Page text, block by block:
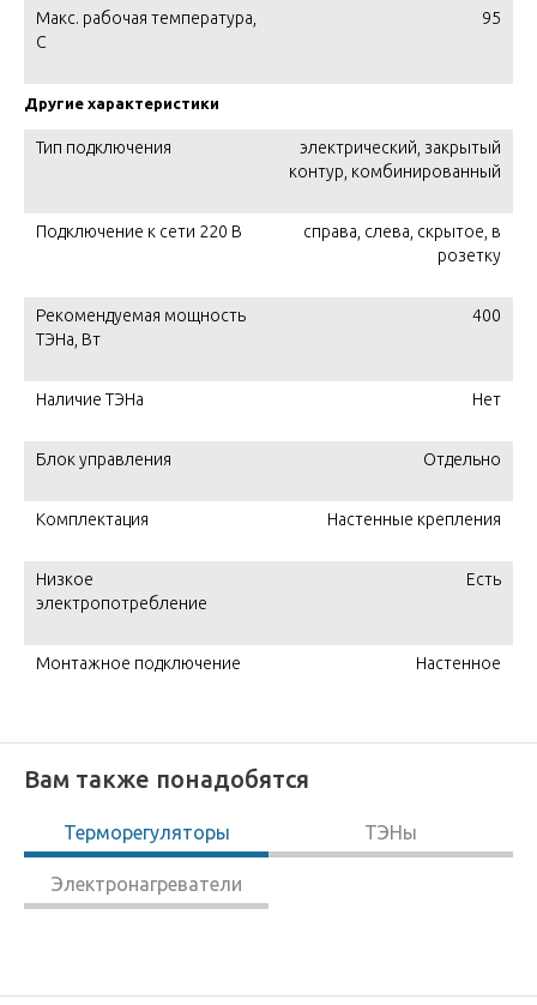
Макс. рабочая температура,
C
95
Другие характеристики
Тип подключения
электрический, закрытый
контур, комбинированный
Подключение к сети 220 В
справа, слева, скрытое, в
розетку
Рекомендуемая мощность
ТЭНа, Вт
400
Наличие ТЭНа Нет
Блок управления Отдельно
Комплектация Настенные крепления
Низкое
электропотребление
Есть
Монтажное подключение Настенное
Вам также понадобятся
Терморегуляторы ТЭНы
Электронагреватели